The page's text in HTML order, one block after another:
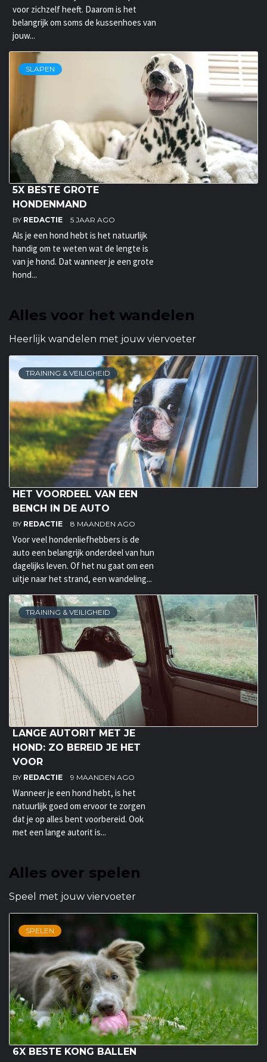
voor zichzelf heeft. Daarom is het
belangrijk om soms de kussenhoes van
jouw...
SLAPEN
5X BESTE GROTE
HONDENMAND
BY REDACTIE 5 JAAR AGO
Als je een hond hebt is het natuurlijk
handig om te weten wat de lengte is
van je hond. Dat wanneer je een grote
hond...
Alles voor het wandelen
Heerlijk wandelen met jouw viervoeter
TRAINING & VEILIGHEID
HET VOORDEEL VAN EEN
BENCH IN DE AUTO
BY REDACTIE 8 MAANDEN AGO
Voor veel hondenliefhebbers is de
auto een belangrijk onderdeel van hun
dagelijks leven. Of het nu gaat om een
uitje naar het strand, een wandeling...
TRAINING & VEILIGHEID
LANGE AUTORIT MET JE
HOND: ZO BEREID JE HET
VOOR
BY REDACTIE 9 MAANDEN AGO
Wanneer je een hond hebt, is het
natuurlijk goed om ervoor te zorgen
dat je op alles bent voorbereid. Ook
met een lange autorit is...
Alles over spelen
Speel met jouw viervoeter
SPELEN
6X BESTE KONG BALLEN